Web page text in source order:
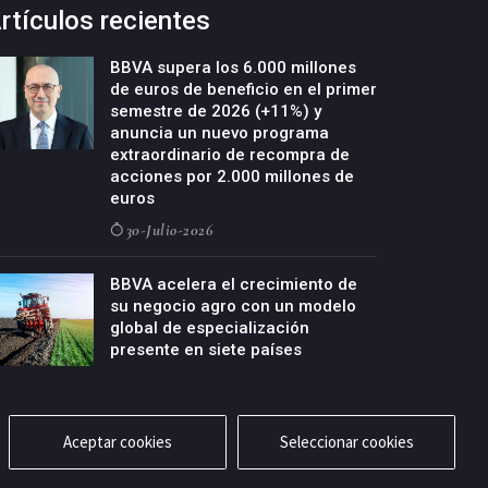
recientes
BBVA supera los 6.000 millones
de euros de beneficio en el primer
semestre de 2026 (+11%) y
anuncia un nuevo programa
extraordinario de recompra de
acciones por 2.000 millones de
euros
30-Julio-2026
BBVA acelera el crecimiento de
su negocio agro con un modelo
global de especialización
presente en siete países
Aceptar cookies Seleccionar cookies